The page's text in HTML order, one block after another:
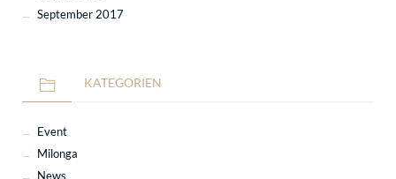
September 2017
KATEGORIEN
Event
Milonga
News